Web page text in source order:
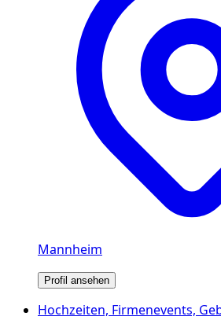
Mannheim
Profil ansehen
Hochzeiten, Firmenevents,